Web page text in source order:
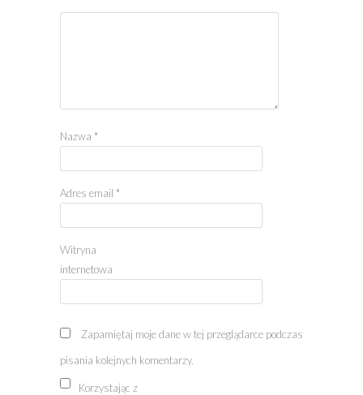
Nazwa *
Adres email *
Witryna
internetowa
Zapamiętaj moje dane w tej przeglądarce podczas
pisania kolejnych komentarzy.
Korzystając z